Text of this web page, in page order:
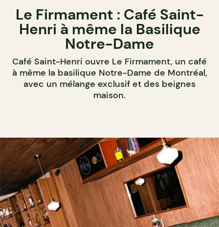
Le Firmament : Café Saint-
Henri à même la Basilique
Notre-Dame
Café Saint-Henri ouvre Le Firmament, un café
à même la basilique Notre-Dame de Montréal,
avec un mélange exclusif et des beignes
maison.